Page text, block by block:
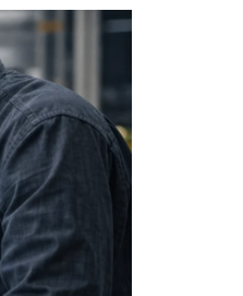
サプライチェーン
カスタマーサービスソ
マーケティングデータ
研究開発
ト
ト
口